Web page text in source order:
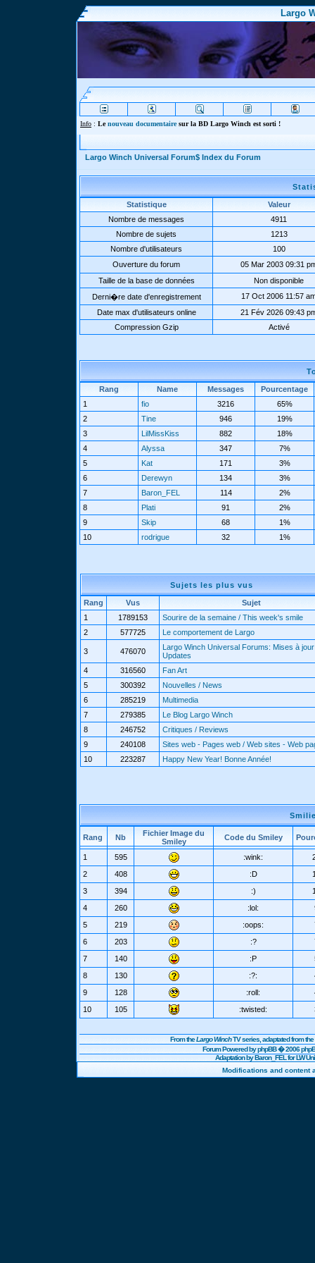
Largo
Info : Lenouveau documentairesur la BD Largo Winch est sorti !
Largo Winch Universal Forum$ Index du Forum
Statistique
Valeur
Nombre de messages
4911
Nombre de sujets
1213
Nombre d'utilisateurs
100
Ouverture du forum
05 Mar 2003 09:31
Taille de la base de données
Non disponible
Derni�re date d'enregistrement
17 Oct 2006 11:57
Date max d'utilisateurs online
21 Fév 2026 09:43
Compression Gzip
Activé
Rang Name Messages
Pourcentage
1
fio 3216
65%
2
Tine 946
19%
3
LilMissKiss 882
18%
4
Alyssa 347
7%
5
Kat 171
3%
6
Derewyn 134
3%
7
Baron_FEL 114
2%
8
Plati 91
2%
9
Skip 68
1%
10
rodrigue 32 1%
Sujets les plus vus
Rang Vus
Sujet
1
1789153
Sourire de la semaine / This week's smile
2
577725 Le comportement de Largo
3 476070
Largo Winch Universal Forums: Mises à
Updates
4
316560
Fan Art
5
300392
Nouvelles / News
6
285219
Multimedia
7
279385
Le Blog Largo Winch
8
246752
Critiques / Reviews
9
240108
Sites web - Pages web / Web sites - Web
10
223287 Happy New Year! Bonne Année!
Rang Nb
Fichier Image du
Smiley
Code du Smiley
1 595 :wink:
2
408 :D
3
394 :)
4
260 :lol:
5
219 :oops:
6
203 :?
7
140 :P
8
130 :?:
9
128 :roll:
10
105 :twisted:
From theLargo WinchTV series, adaptated from
Forum Powered byphpBB� 2006
Adaptation by Baron_FEL for LW
Modifications and content